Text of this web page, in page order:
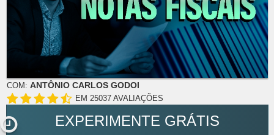
COM: ANTÔNIO CARLOS GODOI
EM 25037 AVALIAÇÕES
EXPERIMENTE GRÁTIS